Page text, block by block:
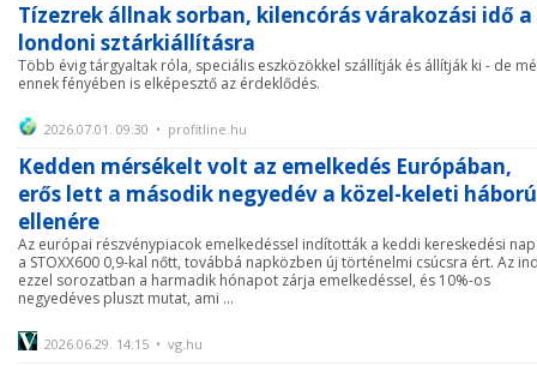
Tízezrek állnak sorban, kilencórás várakozási idő a
londoni sztárkiállításra
Több évig tárgyaltak róla, speciális eszközökkel szállítják és állítják ki - de
ennek fényében is elképesztő az érdeklődés.
2026.07.01. 09:30 • profitline.hu
Kedden mérsékelt volt az emelkedés Európában,
erős lett a második negyedév a közel-keleti háború
ellenére
Az európai részvénypiacok emelkedéssel indították a keddi kereskedési
a STOXX600 0,9-kal nőtt, továbbá napközben új történelmi csúcsra ért. Az
ezzel sorozatban a harmadik hónapot zárja emelkedéssel, és 10%-os
negyedéves pluszt mutat, ami ...
2026.06.29. 14:15 • vg.hu